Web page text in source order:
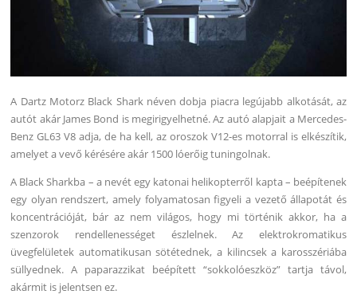
A Dartz Motorz Black Shark néven dobja piacra legújabb alkotását, az
autót akár James Bond is megirigyelhetné. Az autó alapjait a Mercedes-
Benz GL63 V8 adja, de ha kell, az oroszok V12-es motorral is elkészítik,
amelyet a vevő kérésére akár 1500 lóerőig tuningolnak.
A Black Sharkba – a nevét egy katonai helikopterről kapta – beépítenek
egy olyan rendszert, amely folyamatosan figyeli a vezető állapotát és
koncentrációját, bár az nem világos, hogy mi történik akkor, ha a
szenzorok rendellenességet észlelnek. Az elektrokromatikus
üvegfelületek automatikusan sötétednek, a kilincsek a karosszériába
süllyednek. A paparazzikat beépített “sokkolóeszköz” tartja távol,
akármit is jelentsen ez.